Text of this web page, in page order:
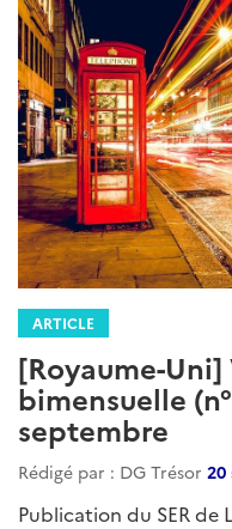
ARTICLE
[Royaume-
bimensuelle
septembre
Rédigé par : DG Trésor 20
Publication du SER de